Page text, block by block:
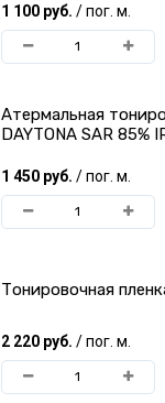
1 100 руб. / пог. м.
Атермальная
DAYTONA SAR 85%
1 450 руб. / пог. м.
Тонировочная
2 220 руб. / пог. м.